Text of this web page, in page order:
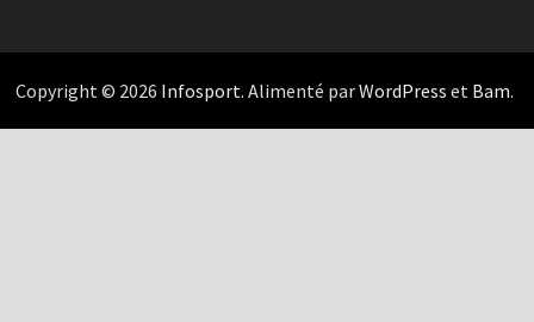
Copyright © 2026 Infosport. Alimenté parWordPress et Bam.